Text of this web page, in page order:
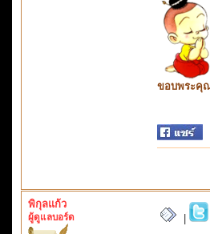
ขอบพระคุ
พิกุลแก้ว
ผู้ดูแลบอร์ด